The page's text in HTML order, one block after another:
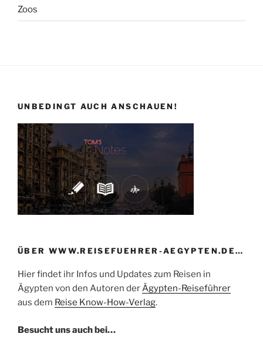
Zoos
UNBEDINGT AUCH ANSCHAUEN!
ÜBER WWW.REISEFUEHRER-AEGYPTEN.DE…
Hier findet ihr Infos und Updates zum Reisen in
Ägypten von den Autoren derÄgypten-Reiseführer
aus dem Reise Know-How-Verlag.
Besucht uns auch bei…